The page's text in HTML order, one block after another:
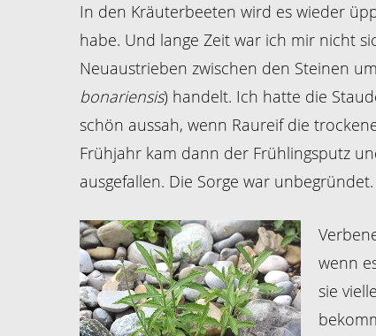
In den Kräuterbeeten wird es wieder
habe. Und lange Zeit war ich mir nicht
Neuaustrieben zwischen den Steinen
bonariensis) handelt. Ich hatte die
schön aussah, wenn Raureif die
Frühjahr kam dann der Frühlingsputz
ausgefallen. Die Sorge war unbegründet.
wenn
sie